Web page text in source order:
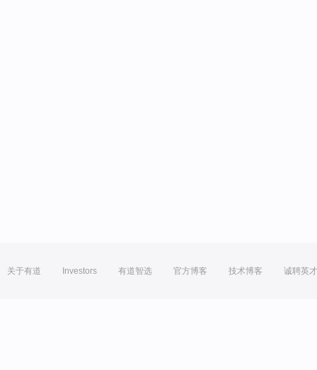
关于有道 Investors 有道智选 官方博客 技术博客 诚聘英才